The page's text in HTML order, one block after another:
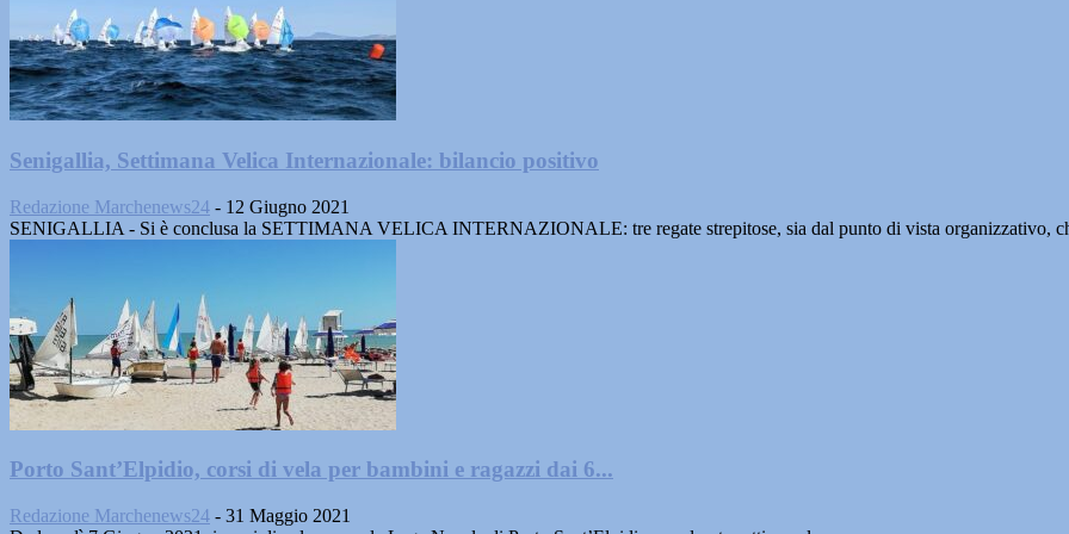
Senigallia, Settimana Velica Internazionale: bilancio positivo
Redazione Marchenews24 - 12 Giugno 2021
SENIGALLIA - Si è conclusa la SETTIMANA VELICA INTERNAZIONALE: tre regate strepitose, sia dal punto di vista organizzativo,
Porto Sant’Elpidio, corsi di vela per bambini e ragazzi dai 6...
Redazione Marchenews24 - 31 Maggio 2021